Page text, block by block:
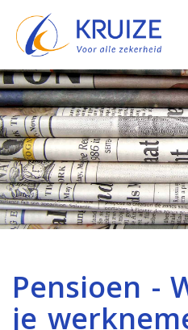
Pensioen -
je